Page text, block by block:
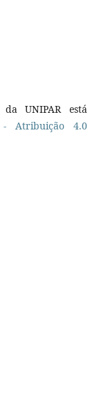
UNIPAR está
- Atribuição 4.0